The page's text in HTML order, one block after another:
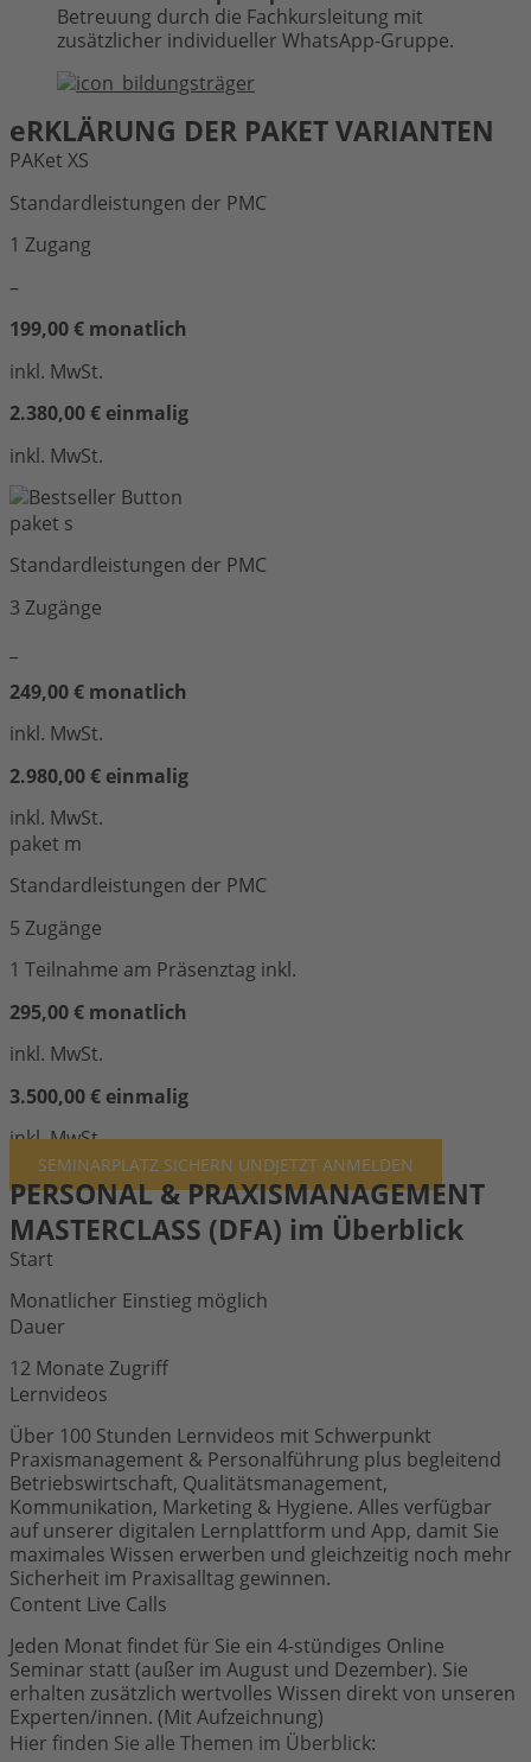
Betreuung durch die Fachkursleitung mit
zusätzlicher individueller WhatsApp-Gruppe.
eRKLÄRUNG DER PAKET VARIANTEN
PAKet XS
Standardleistungen der PMC
1 Zugang
–
199,00 € monatlich
inkl. MwSt.
2.380,00 € einmalig
inkl. MwSt.
paket s
Standardleistungen der PMC
3 Zugänge
249,00 € monatlich
inkl. MwSt.
2.980,00 € einmalig
inkl. MwSt.
paket m
Standardleistungen der PMC
5 Zugänge
1 Teilnahme am Präsenztag inkl.
295,00 € monatlich
inkl. MwSt.
3.500,00 € einmalig
inkl. MwSt.
SEMINARPLATZ SICHERN UNDJETZT ANMELDEN
PERSONAL & PRAXISMANAGEMENT
MASTERCLASS (DFA) im Überblick
Start
Monatlicher Einstieg möglich
Dauer
12 Monate Zugriff
Lernvideos
Über 100 Stunden Lernvideos mit Schwerpunkt
Praxismanagement & Personalführung plus begleitend
Betriebswirtschaft, Qualitätsmanagement,
Kommunikation, Marketing & Hygiene. Alles verfügbar
auf unserer digitalen Lernplattform und App, damit Sie
maximales Wissen erwerben und gleichzeitig noch mehr
Sicherheit im Praxisalltag gewinnen.
Content Live Calls
Jeden Monat findet für Sie ein 4-stündiges Online
Seminar statt (außer im August und Dezember). Sie
erhalten zusätzlich wertvolles Wissen direkt von unseren
Experten/innen. (Mit Aufzeichnung)
Hier finden Sie alle Themen im Überblick: